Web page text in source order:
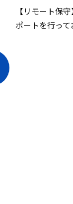
【リモート保
ポートを行って